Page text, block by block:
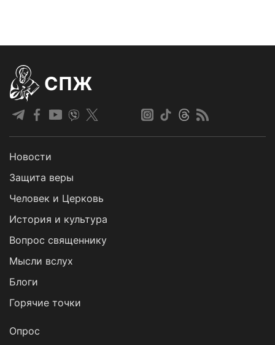
СПЖ
Новости
Защита веры
Человек и Церковь
История и культура
Вопрос священнику
Мысли вслух
Блоги
Горячие точки
Опрос